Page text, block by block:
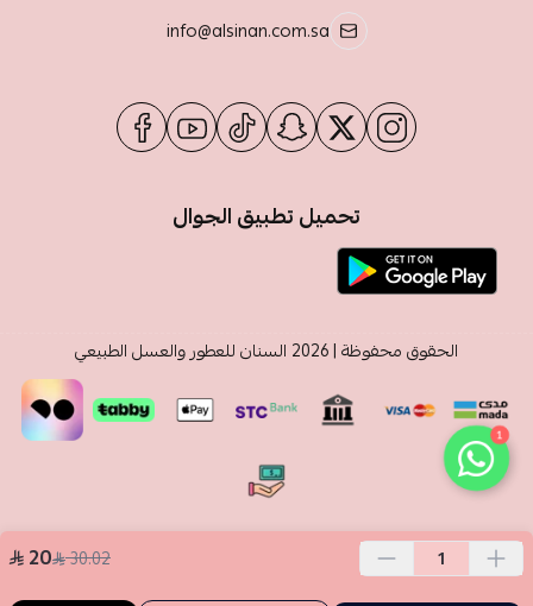
30.02
20
info@alsinan.com.sa
تحميل تطبيق الجوال
الحقوق محفوظة | 2026 السنان للعطور والعسل الطبيعي
1